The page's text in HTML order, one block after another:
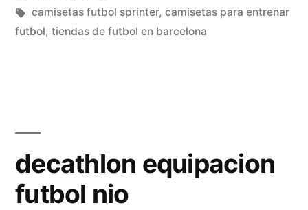
en
Etiquetas:
camisetas futbol sprinter, camisetas para entrenar
futbol, tiendas de futbol en barcelona
decathlon equipacion
futbol nio